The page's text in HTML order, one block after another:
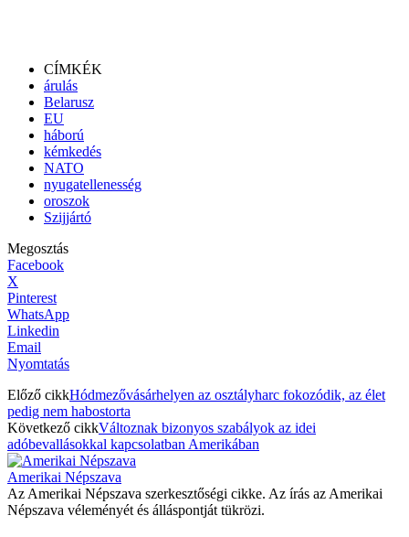
CÍMKÉK
árulás
Belarusz
EU
háború
kémkedés
NATO
nyugatellenesség
oroszok
Szijjártó
Megosztás
Facebook
X
Pinterest
WhatsApp
Linkedin
Email
Nyomtatás
Előző cikkHódmezővásárhelyen az osztályharc fokozódik, az élet
pedig nem habostorta
Következő cikkVáltoznak bizonyos szabályok az idei
adóbevallásokkal kapcsolatban Amerikában
Amerikai Népszava
Az Amerikai Népszava szerkesztőségi cikke. Az írás az Amerikai
Népszava véleményét és álláspontját tükrözi.